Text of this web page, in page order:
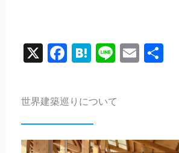
Facebook
Line
Hatena
X
共
世界建築巡りについて